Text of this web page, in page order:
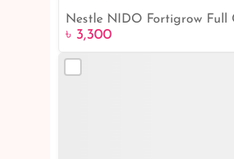
Nestle NIDO Fortigrow Full
৳ 3,300